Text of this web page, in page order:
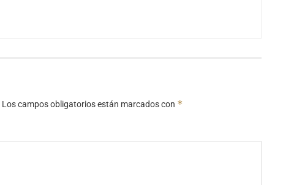
Los campos obligatorios están marcados con *